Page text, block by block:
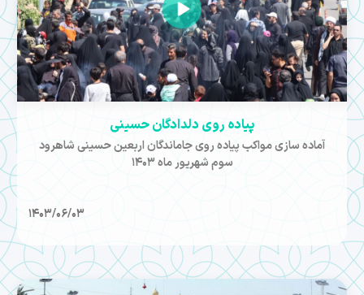
پیاده روی دلدادگان حسینی
آماده سازی مواکب پیاده روی جاماندگان اربعین حسینی شاهرود
سوم شهریور ماه 1403
1403/06/03